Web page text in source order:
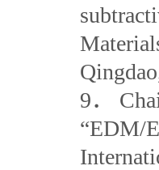
9．
“EDM/